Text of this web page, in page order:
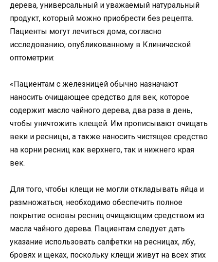
дерева, универсальный и уважаемый натуральный
продукт, который можно приобрести без рецепта.
Пациенты могут лечиться дома, согласно
исследованию, опубликованному в Клинической
оптометрии:
«Пациентам с железницей обычно назначают
наносить очищающее средство для век, которое
содержит масло чайного дерева, два раза в день,
чтобы уничтожить клещей. Им прописывают очищать
веки и ресницы, а также наносить чистящее средство
на корни ресниц как верхнего, так и нижнего края
век.
Для того, чтобы клещи не могли откладывать яйца и
размножаться, необходимо обеспечить полное
покрытие основы ресниц очищающим средством из
масла чайного дерева. Пациентам следует дать
указание использовать салфетки на ресницах, лбу,
бровях и щеках, поскольку клещи живут на всех этих